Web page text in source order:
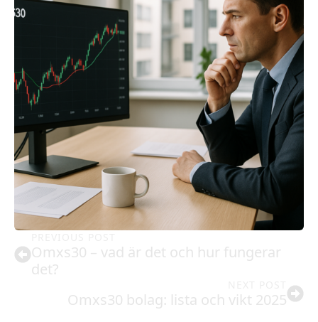
Omxs30 – vad är det och hur fungerar
det?
Omxs30 bolag: lista och vikt 2025